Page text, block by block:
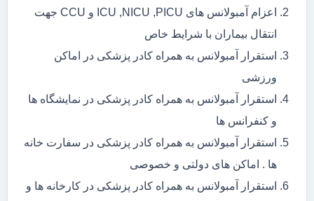
اعزام آمبولانس های ICU ,NICU ,PICU و CCU جهت
انتقال بیماران با شرایط خاص
استقرار آمبولانس به همراه کادر پزشکی در اماکن
ورزشی
استقرار آمبولانس به همراه کادر پزشکی در نمایشگاه ها
و کنفرانس ها
استقرار آمبولانس به همراه کادر پزشکی در سفارت خانه
ها . اماکن های دولتی و خصوصی
استقرار آمبولانس به همراه کادر پزشکی در کارخانه ها و